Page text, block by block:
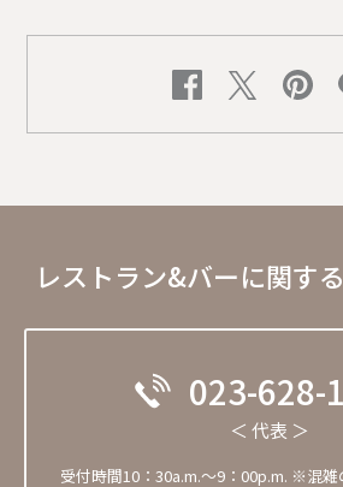
レストラン&バーに関す
023-628-
＜ 代表 ＞
受付時間10：30a.m.～9：00p.m. ※混